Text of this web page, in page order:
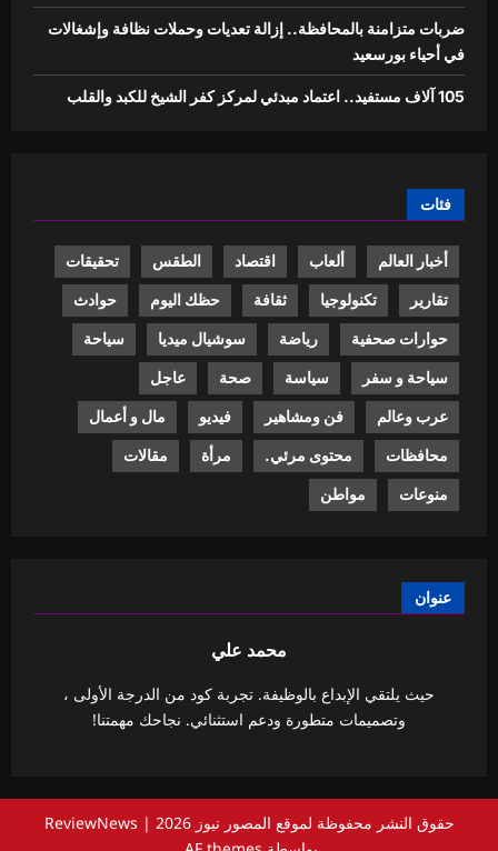
ضربات متزامنة بالمحافظة.. إزالة تعديات وحملات نظافة وإشغالات
في أحياء بورسعيد
105 آلاف مستفيد.. اعتماد مبدئي لمركز كفر الشيخ للكبد والقلب
فئات
أخبار العالم ألعاب اقتصاد الطقس تحقيقات
تقارير تكنولوجيا ثقافة حظك اليوم حوادث
حوارات صحفية رياضة سوشيال ميديا سياحة
سياحة و سفر سياسة صحة عاجل
عرب وعالم فن ومشاهير فيديو مال و أعمال
محافظات محتوى مرئي. مرأة مقالات
منوعات مواطن
عنوان
محمد علي
حيث يلتقي الإبداع بالوظيفة. تجربة كود من الدرجة الأولى ،
وتصميمات متطورة ودعم استثنائي. نجاحك مهمتنا!
حقوق النشر محفوظة لموقع المصور نيوز 2026 |
ReviewNews